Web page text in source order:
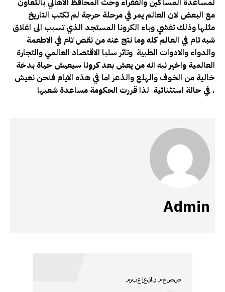
لمساعدة المساكين والفقراء وحث المحافظ الاهالي بالتعاون
مع البعض لان العالم يمر في مرحلة حرجة لم تكتب التاريخ
مثلها وذلك تفشي وباء الكرونا المستجد الذي تسبب الى اغلاق
شبه تام في العالم كله وما نتج عنه من نقص تام في الاطعمة
والدواء والادوات الطبية وتاثر سلبا الاقتصاد العالمي والتجارة
العالمية واخير نبه انه من يعش بعد كرونا سيعيش حياة بدخة
خالية من الخوف والهلع والذعر اما في هذه الايام فنحن نعيش
في حالة استثنائية لذا قررت الحكومة مساعدة شعبها .
Admin